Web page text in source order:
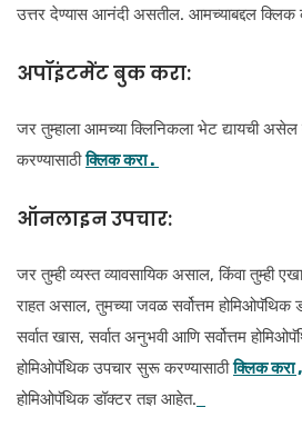
उत्तर देण्यास आनंदी असतील. आमच्याबद्दल क्लिक
अपॉइंटमेंट बुक करा:
जर तुम्हाला आमच्या क्लिनिकला भेट द्यायची
करण्यासाठीक्लिक करा .
ऑनलाइन उपचार:
जर तुम्ही व्यस्त व्यावसायिक असाल, किंवा तुम्ही
राहत असाल, तुमच्या जवळ सर्वोत्तम
सर्वात खास, सर्वात अनुभवी आणि सर्वोत्तम
होमिओपॅथिक उपचार सुरू करण्यासाठीक्लिक
होमिओपॅथिक डॉक्टर तज्ञ आहेत.